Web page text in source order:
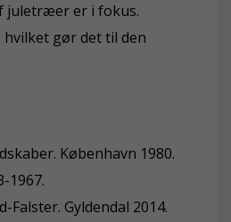
juletræer er i fokus.
gør det til den
København 1980.
1967.
Gyldendal 2014.